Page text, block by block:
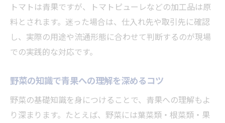
トマトは青果ですが、トマトピューレなどの加工品は原
料とされます。迷った場合は、仕入れ先や取引先に確認
し、実際の用途や流通形態に合わせて判断するのが現場
での実践的な対応です。
野菜の知識で青果への理解を深めるコツ
野菜の基礎知識を身につけることで、青果への理解もよ
り深まります。たとえば、野菜には葉菜類・根菜類・果